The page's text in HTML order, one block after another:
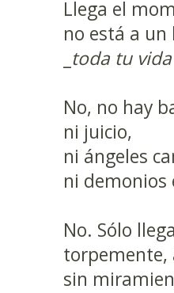
Llega el
no está a
toda tu
No, no hay
ni juicio,
ni ángeles
ni
No. Sólo
sin